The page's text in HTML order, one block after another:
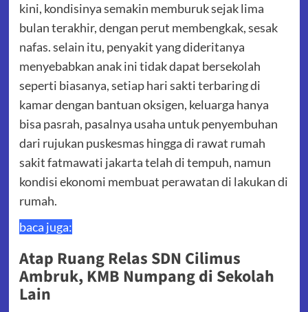
kini, kondisinya semakin memburuk sejak lima
bulan terakhir, dengan perut membengkak, sesak
nafas. selain itu, penyakit yang dideritanya
menyebabkan anak ini tidak dapat bersekolah
seperti biasanya, setiap hari sakti terbaring di
kamar dengan bantuan oksigen, keluarga hanya
bisa pasrah, pasalnya usaha untuk penyembuhan
dari rujukan puskesmas hingga di rawat rumah
sakit fatmawati jakarta telah di tempuh, namun
kondisi ekonomi membuat perawatan di lakukan di
rumah.
baca juga:
Atap Ruang Relas SDN Cilimus
Ambruk, KMB Numpang di Sekolah
Lain